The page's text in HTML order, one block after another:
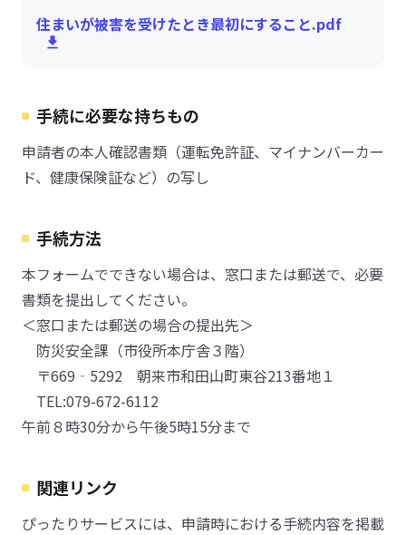
住まいが被害を受けたとき最初にすること.pdf
手続に必要な持ちもの
申請者の本人確認書類（運転免許証、マイナンバーカー
ド、健康保険証など）の写し
手続方法
本フォームでできない場合は、窓口または郵送で、必要
書類を提出してください。
＜窓口または郵送の場合の提出先＞
防災安全課（市役所本庁舎３階）
〒669‐5292 朝来市和田山町東谷213番地１
TEL:079-672-6112
午前８時30分から午後5時15分まで
関連リンク
ぴったりサービスには、申請時における手続内容を掲載